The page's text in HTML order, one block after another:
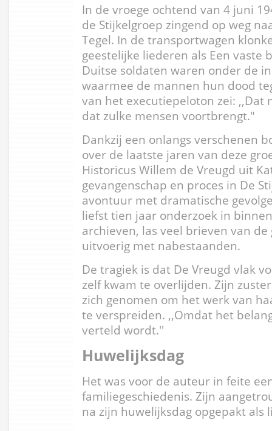
In de vroege ochtend van 4 juni
de Stijkelgroep zingend op weg
Tegel. In de transportwagen
geestelijke liederen als Een vaste
Duitse soldaten waren onder de
waarmee de mannen hun dood
van het executiepeloton zei: ,,Dat
dat zulke mensen voortbrengt."
Dankzij een onlangs verschenen
over de laatste jaren van deze
Historicus Willem de Vreugd uit
gevangenschap en proces in De
avontuur met dramatische
liefst tien jaar onderzoek in
archieven, las veel brieven van
uitvoerig met nabestaanden.
De tragiek is dat De Vreugd vlak
zelf kwam te overlijden. Zijn
zich genomen om het werk van
te verspreiden. ,,Omdat het
verteld wordt.''
Huwelijksdag
Het was voor de auteur in feite
familiegeschiedenis. Zijn
na zijn huwelijksdag opgepakt als